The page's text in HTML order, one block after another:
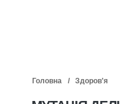
Головна Здоров'я